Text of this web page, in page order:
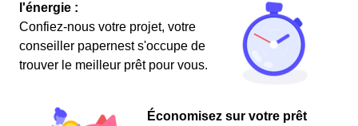
l'énergie :
Confiez-nous votre projet, votre
conseiller papernest s'occupe de
trouver le meilleur prêt pour vous.
Économisez sur votre prêt